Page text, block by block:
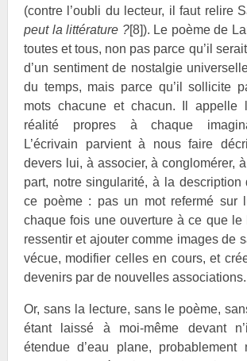
(contre l’oubli du lecteur, il faut relire
peut la littérature ?[8]). Le poème de
toutes et tous, non pas parce qu’il
d’un sentiment de nostalgie
du temps, mais parce qu’il sollicite
mots chacune et chacun. Il appelle
réalité propres à chaque
L’écrivain parvient à nous faire
devers lui, à associer, à conglomérer,
part, notre singularité, à la description
ce poème : pas un mot refermé sur
chaque fois une ouverture à ce que le
ressentir et ajouter comme images de
vécue, modifier celles en cours, et
devenirs par de nouvelles associations.
Or, sans la lecture, sans le poème,
étant laissé à moi-même devant
étendue d’eau plane, probablement